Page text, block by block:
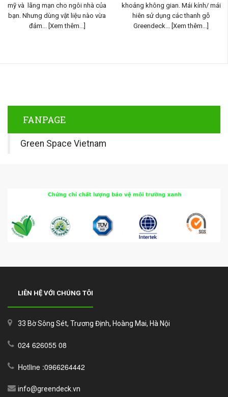
mỹ và lãng mạn cho ngôi nhà của
bạn. Nhưng dùng vật liệu nào vừa
đảm...[Xem thêm...]
khoảng không gian. Mái kính/ mái
hiên sử dụng các thanh gỗ
Greendeck... [Xem thêm...]
FANPAGE
Green Space Vietnam
LIÊN HỆ VỚI CHÚNG TÔI
33 Bờ Sông Sét, Trương Định, Hoàng Mai, Hà Nội
024 626055 08
Hotline :0966264442
info@greendeck.vn